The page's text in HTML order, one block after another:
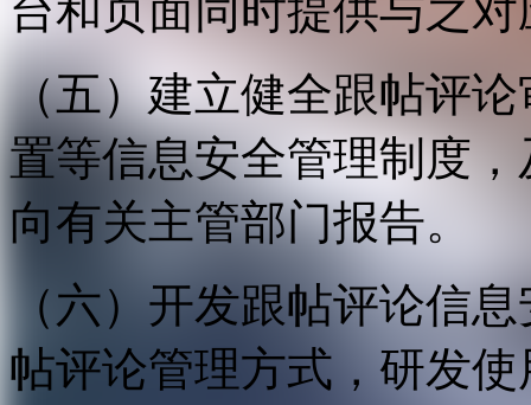
台和页面同时提供与之
（五）建立健全跟帖评
置等信息安全管理制度
向有关主管部门报告。
（六）开发跟帖评论信
帖评论管理方式，研发